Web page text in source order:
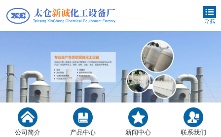
公司简介 产品中心 新闻中心 联系我们